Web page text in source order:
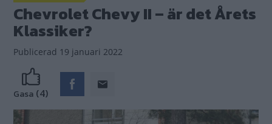
Chevrolet Chevy II – är det Årets
Klassiker?
Publicerad 19 januari 2022
Gasa (4)